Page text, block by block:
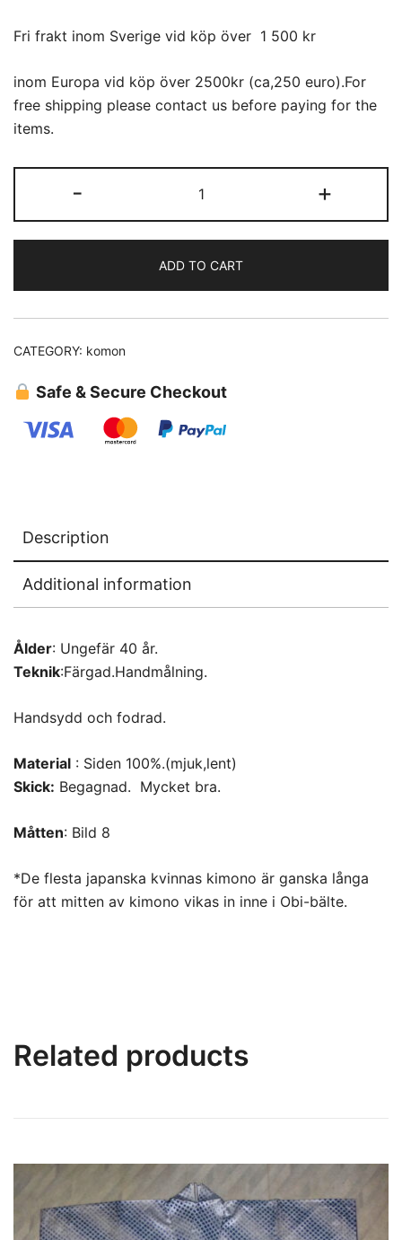
Fri frakt inom Sverige vid köp över 1 500 kr
inom Europa vid köp över 2500kr (ca,250 euro).For
free shipping please contact us before paying for the
items.
-
(07)
quantity
+
ADD TO CART
CATEGORY: komon
Safe & Secure Checkout
Description
Additional information
Ålder: Ungefär 40 år.
Teknik:Färgad.Handmålning.
Handsydd och fodrad.
Material : Siden 100%.(mjuk,lent)
Skick: Begagnad. Mycket bra.
Måtten: Bild 8
*De flesta japanska kvinnas kimono är ganska långa
för att mitten av kimono vikas in inne i Obi-bälte.
Related products